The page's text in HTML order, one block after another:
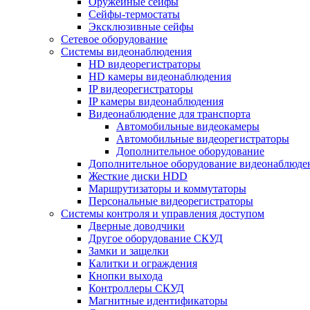
Сейфы-термостаты
Эксклюзивные сейфы
Сетевое оборудование
Системы видеонаблюдения
HD видеорегистраторы
HD камеры видеонаблюдения
IP видеорегистраторы
IP камеры видеонаблюдения
Видеонаблюдение для транспорта
Автомобильные видеокамеры
Автомобильные видеорегистраторы
Дополнительное оборудование
Дополнительное оборудование
Жесткие диски HDD
Маршрутизаторы и коммутаторы
Персональные видеорегистраторы
Системы контроля и управления доступом
Дверные доводчики
Другое оборудование СКУД
Замки и защелки
Калитки и ограждения
Кнопки выхода
Контроллеры СКУД
Магнитные идентификаторы